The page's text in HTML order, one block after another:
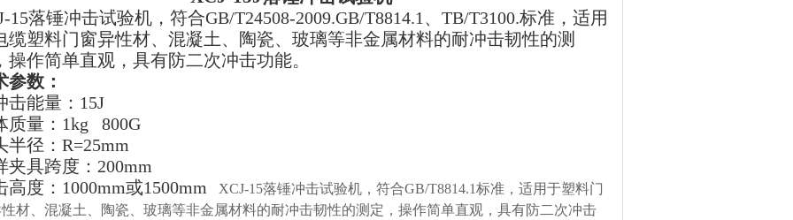
15落锤冲击试验机，符合GB/T24508-2009.GB/T8814.1、TB/T3100.标准，适用
缆塑料门窗异性材、混凝土、陶瓷、玻璃等非金属材料的耐冲击韧性的测
操作简单直观，具有防二次冲击功能。
参数：
击能量：15J
质量：1kg 800G
半径：R=25mm
夹具跨度：200mm
高度：1000mm或1500mm
XCJ-15落锤冲击试验机，符合GB/T8814.1标准，适用于塑料门
材、混凝土、陶瓷、玻璃等非金属材料的耐冲击韧性的测定，操作简单直观，具有防二次冲击